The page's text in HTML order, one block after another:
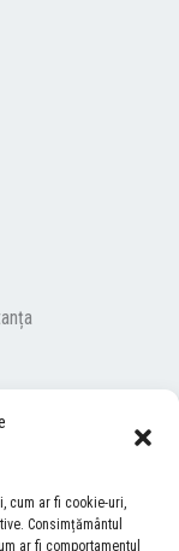
cum ar fi cookie-uri,
Consimțământul
ar fi comportamentul